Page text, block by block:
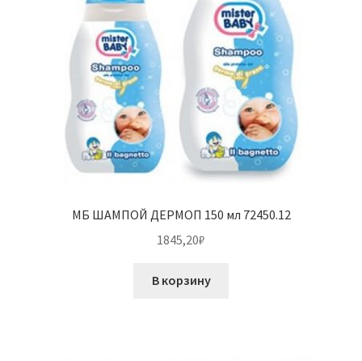
МБ ШАМПОЙ ДЕРМОП 150 мл 72450.12
1845,20₽
В корзину